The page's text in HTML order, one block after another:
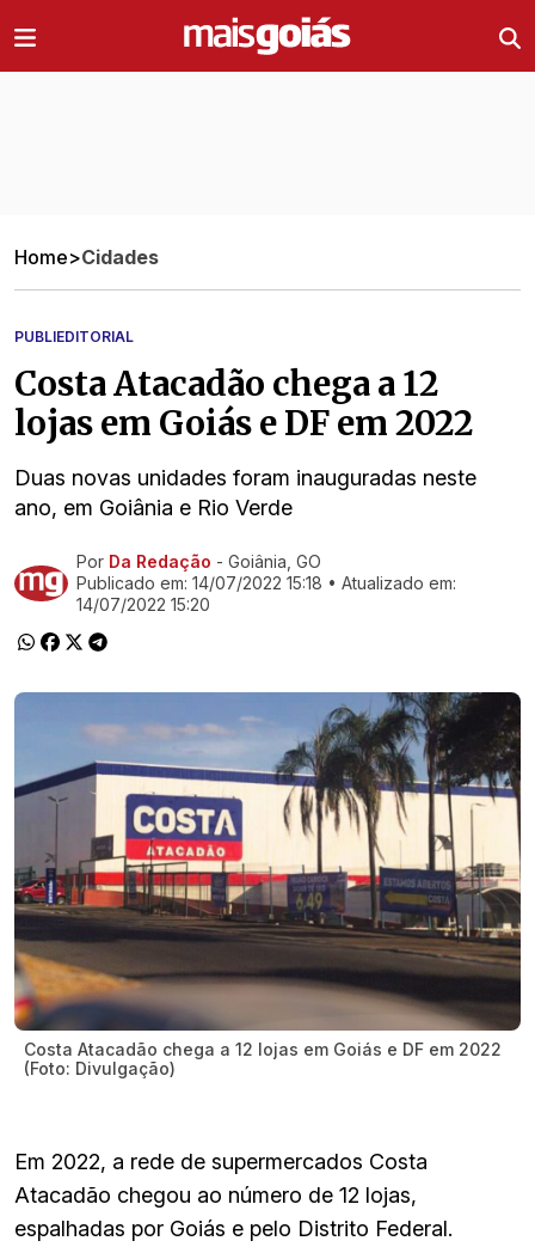
Home>Cidades
PUBLIEDITORIAL
Costa Atacadão chega a 12
lojas em Goiás e DF em 2022
Duas novas unidades foram inauguradas neste
ano, em Goiânia e Rio Verde
Ir direto pra matéria
Por Da Redação - Goiânia, GO
Publicado em: 14/07/2022 15:18 • Atualizado em:
14/07/2022 15:20
Costa Atacadão chega a 12 lojas em Goiás e DF em 2022
(Foto: Divulgação)
Em 2022, a rede de supermercados Costa
Atacadão chegou ao número de 12 lojas,
espalhadas por Goiás e pelo Distrito Federal.